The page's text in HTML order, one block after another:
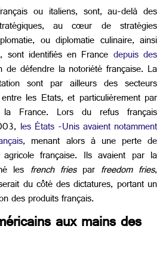
ou italiens, sont, au-delà des
au cœur de stratégies
ou diplomatie culinaire, ainsi
identifiés en France depuis des
de défendre la notoriété française. La
sont par ailleurs des secteurs
les Etats, et particulièrement par
France. Lors du refus français
les États -Unis avaient notamment
, menant alors à une perte de
agricole française. Ils avaient par la
les french friespar freedom fries,
du côté des dictatures, portant un
des produits français.
aux mains des